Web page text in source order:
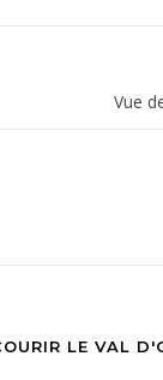
Vue
LE VAL